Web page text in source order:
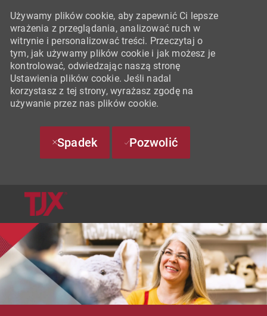
Używamy plików cookie, aby zapewnić Ci lepsze
wrażenia z przeglądania, analizować ruch w
witrynie i personalizować treści. Przeczytaj o
tym, jak używamy plików cookie i jak możesz je
kontrolować, odwiedzając naszą stronę
Ustawienia plików cookie. Jeśli nadal
korzystasz z tej strony, wyrażasz zgodę na
używanie przez nas plików cookie.
Spadek Pozwolić